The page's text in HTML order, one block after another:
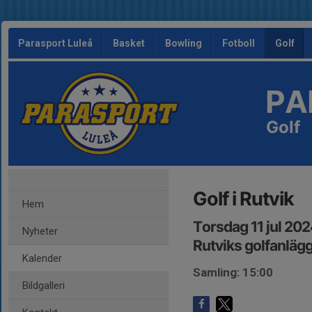
Parasport Luleå Basket Bowling Fotboll Golf
Golf
Hem
Nyheter
Kalender
Bildgalleri
Golf i Rutvik
Torsdag 11 jul
Rutviks
Samling: 15:00